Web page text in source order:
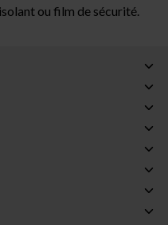
ou film de sécurité.